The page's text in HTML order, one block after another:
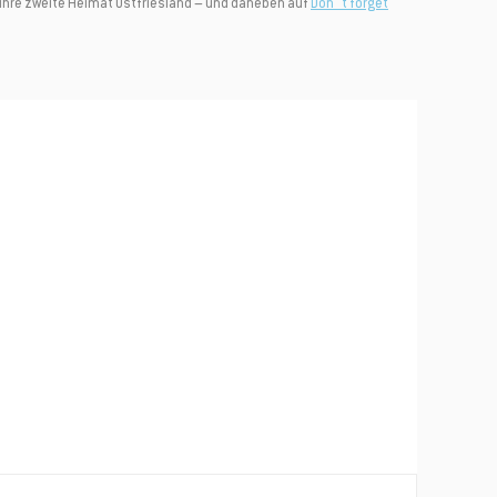
zweite Heimat Ostfriesland – und daneben auf Don´t forget